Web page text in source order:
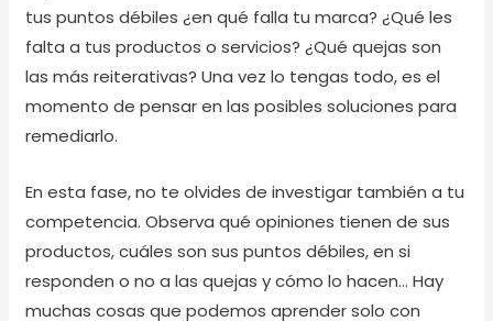
tus puntos débiles ¿en qué falla tu marca? ¿Qué les
falta a tus productos o servicios? ¿Qué quejas son
las más reiterativas? Una vez lo tengas todo, es el
momento de pensar en las posibles soluciones para
remediarlo.
En esta fase, no te olvides de investigar también a tu
competencia. Observa qué opiniones tienen de sus
productos, cuáles son sus puntos débiles, en si
responden o no a las quejas y cómo lo hacen… Hay
muchas cosas que podemos aprender solo con